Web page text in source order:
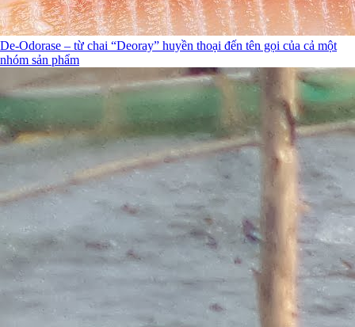
De-Odorase – từ chai “Deoray” huyền thoại đến tên gọi của cả một
nhóm sản phẩm